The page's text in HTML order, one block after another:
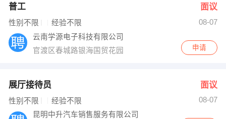
普工 面议
性别不限 经验不限
08-07
云南学源电子科技有限公司
官渡区春城路银海国贸花园
申请
展厅接待员 面议
性别不限 经验不限
08-07
昆明中升汽车销售服务有限公司